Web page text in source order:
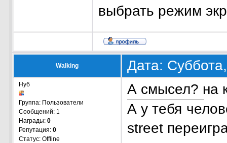
выбрать режим
Walking Дата:
Нуб
Группа: Пользователи
Сообщений: 1
Награды: 0
Репутация: 0
Статус: Offline
А смысел? на
А у тебя
street